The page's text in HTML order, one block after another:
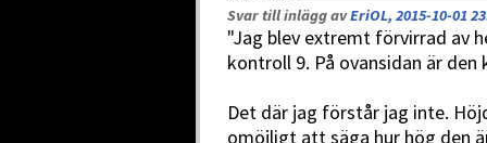
Svar till inlägg avEriOL, 2015-10-01
"Jag blev extremt förvirrad av
kontroll 9. På ovansidan är
Det där jag förstår jag inte.
omöjligt att säga hur hög den